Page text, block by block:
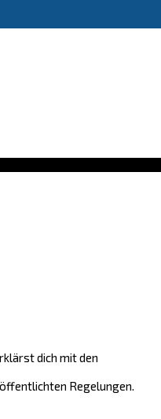
dich mit den
Regelungen.